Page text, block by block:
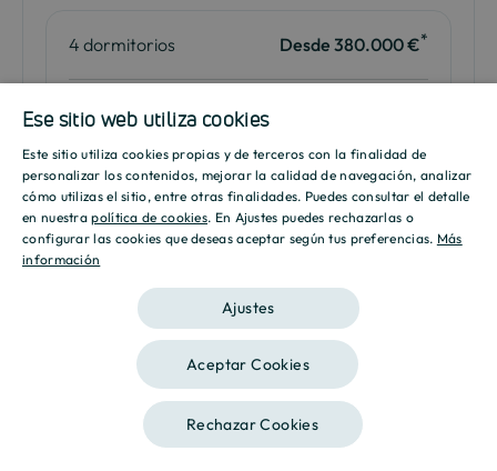
4 dormitorios Desde 380.000 €*
Descripción
Baños
2
Superficie 154.74m2
Terraza
Descarga
Me interesa
Llámanos
SPANISH
ENGLISH
Ese sitio web utiliza cookies
Este sitio utiliza cookies propias y de terceros con la finalidad de
personalizar los contenidos, mejorar la calidad de navegación, analizar
cómo utilizas el sitio, entre otras finalidades. Puedes consultar el detalle
en nuestrapolítica de cookies. En Ajustes puedes rechazarlas o
configurar las cookies que deseas aceptar según tus preferencias. Más
información
Ajustes
Aceptar Cookies
Rechazar Cookies